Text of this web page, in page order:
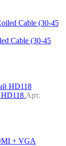
Cable (30-45
Арт.